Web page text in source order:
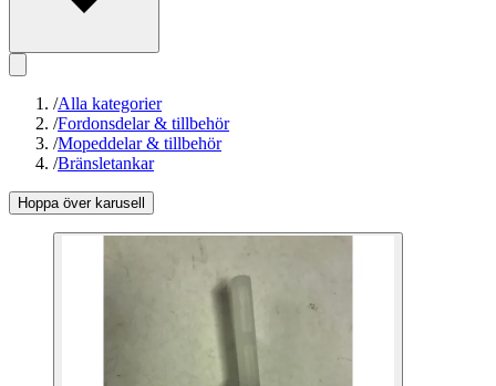
/Alla kategorier
/Fordonsdelar & tillbehör
/Mopeddelar & tillbehör
/Bränsletankar
Hoppa över karusell